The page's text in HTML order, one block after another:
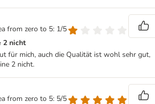
from zero to 5: 1/5
2 nicht
für mich, auch die Qualität ist wohl sehr gut,
2 nicht.
from zero to 5: 5/5